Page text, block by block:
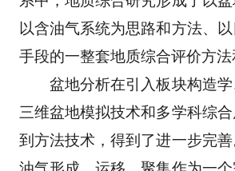
以含油气系统为思路和方法、
手段的一整套地质综合评价方法
盆地分析在引入板块构造学
三维盆地模拟技术和多学科综
到 方法技术，得到了进一步完